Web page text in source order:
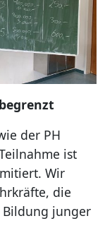
der PH
ist
Wir
die
junger